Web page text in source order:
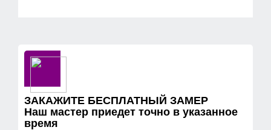
ЗАКАЖИТЕ БЕСПЛАТНЫЙ ЗАМЕР
Наш мастер приедет точно в указанное
время